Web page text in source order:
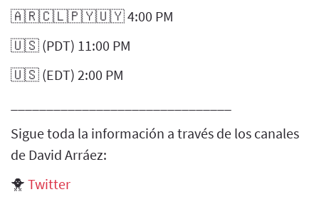
🇦🇷🇨🇱🇵🇾🇺🇾 4:00 PM
🇺🇸 (PDT) 11:00 PM
🇺🇸 (EDT) 2:00 PM
Sigue toda la información a través de los canales
de David Arráez:
🐥 Twitter